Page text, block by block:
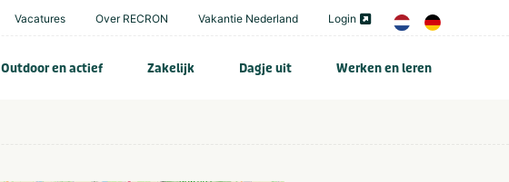
Vacatures Over RECRON Vakantie Nederland Login
Outdoor en actief Zakelijk Dagje uit Werken en leren